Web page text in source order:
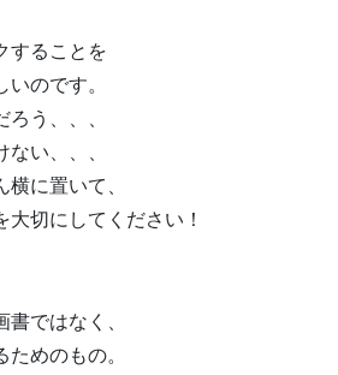
することを
のです。
う、、、
い、、、
に置いて、
大切にしてください！
ではなく、
ためのもの。